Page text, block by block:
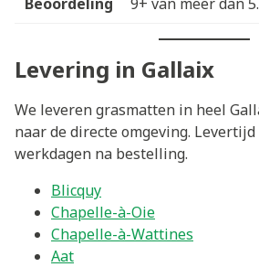
Levering in Gallaix
We leveren grasmatten in heel
naar de directe omgeving.
werkdagen na bestelling.
Blicquy
Chapelle-à-Oie
Chapelle-à-Wattines
Aat